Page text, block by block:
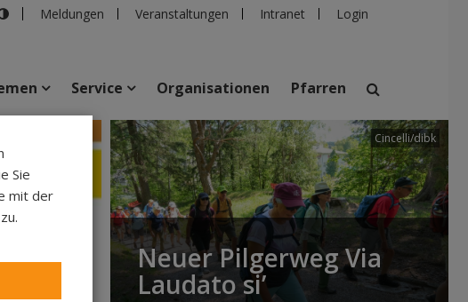
Meldungen Veranstaltungen Intranet Login
suchen
Veranstaltungen Personen Pfarren Einrichtungen
Service Organisationen Pfarren
Cincelli/dibk
Neuer Pilgerweg Via
Laudato si’
Sie
mit der